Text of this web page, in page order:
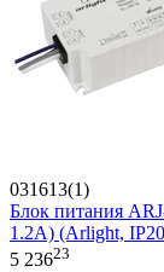
031613(1)
Блок питания
1.2A) (Arlight,
5 23623